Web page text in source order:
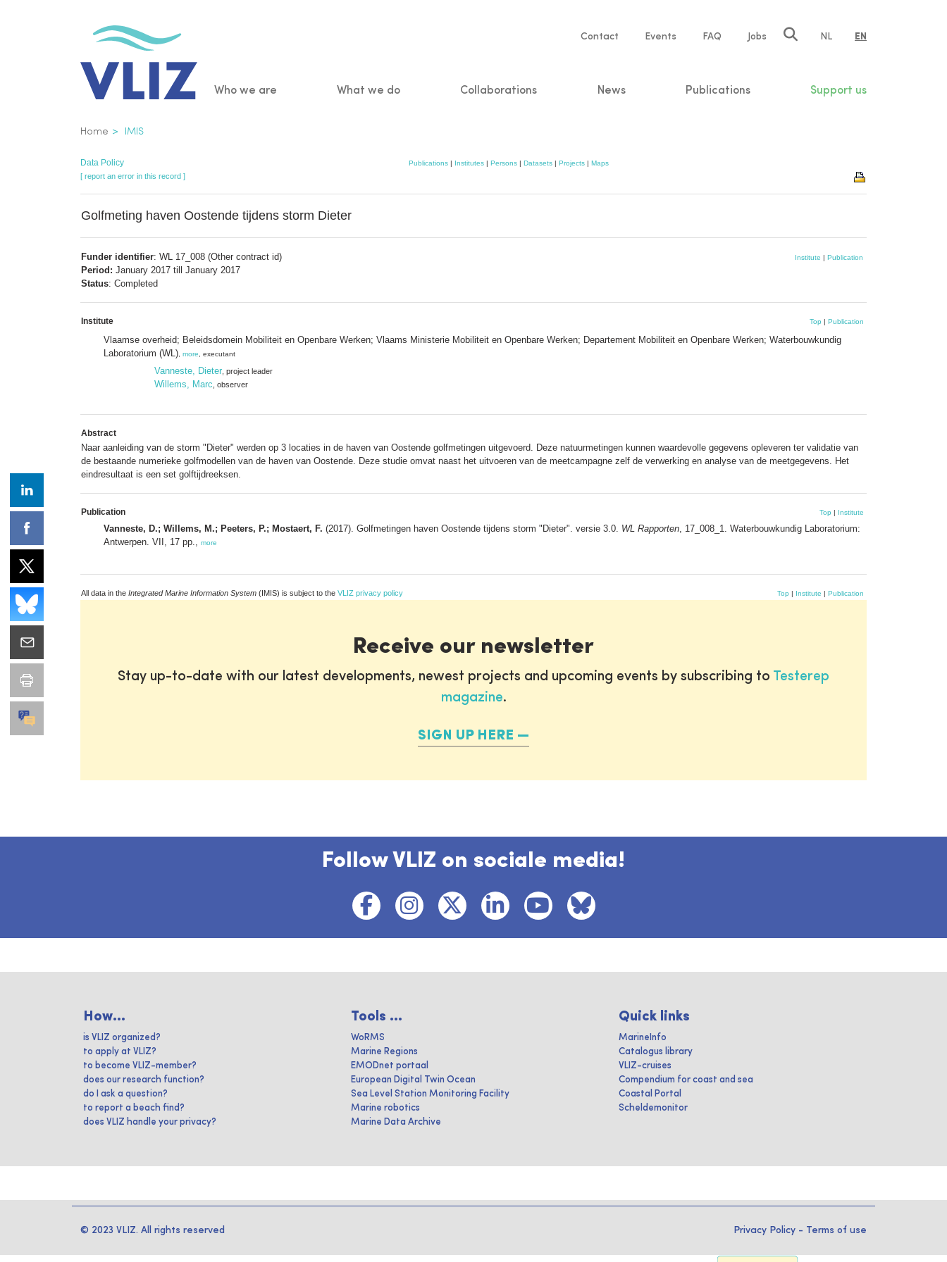
Service
Contact Events FAQ Jobs NL EN
Main
Who we are What we do Collaborations News Publications Support us
Breadcrumb
Home IMIS
Data Policy Publications | Institutes | Persons | Datasets | Projects | Maps
[ report an error in this record ]
Golfmeting haven Oostende tijdens storm Dieter
Funder identifier: WL 17_008 (Other contract id)
Period: January 2017 till January 2017
Status: Completed
Institute | Publication
Institute Top | Publication
Vlaamse overheid; Beleidsdomein Mobiliteit en Openbare Werken; Vlaams Ministerie Mobiliteit en Openbare Werken; Departement Mobiliteit en Openbare Werken; Waterbouwkundig
Laboratorium (WL) more , executant
Vanneste, Dieter , project leader
Willems, Marc , observer
Abstract
Naar aanleiding van de storm "Dieter" werden op 3 locaties in de haven van Oostende golfmetingen uitgevoerd. Deze natuurmetingen kunnen waardevolle gegevens opleveren ter validatie van
de bestaande numerieke golfmodellen van de haven van Oostende. Deze studie omvat naast het uitvoeren van de meetcampagne zelf de verwerking en analyse van de meetgegevens. Het
eindresultaat is een set golftijdreeksen.
Publication Top | Institute
Vanneste, D.; Willems, M.; Peeters, P.; Mostaert, F. (2017). Golfmetingen haven Oostende tijdens storm "Dieter". versie 3.0. WL Rapporten , 17_008_1. Waterbouwkundig Laboratorium:
Antwerpen. VII, 17 pp.,
more
All data in the Integrated Marine Information System (IMIS) is subject to the VLIZ privacy policy Top | Institute | Publication
Receive our newsletter
Stay up-to-date with our latest developments, newest projects and upcoming events by subscribing to Testerep
magazine.
SIGN UP HERE
Follow VLIZ on sociale media!
How...
is VLIZ organized?
to apply at VLIZ?
to become VLIZ-member?
does our research function?
do I ask a question?
to report a beach find?
does VLIZ handle your privacy?
Tools ...
WoRMS
Marine Regions
EMODnet portaal
European Digital Twin Ocean
Sea Level Station Monitoring Facility
Marine robotics
Marine Data Archive
Quick links
MarineInfo
Catalogus library
VLIZ-cruises
Compendium for coast and sea
Coastal Portal
Scheldemonitor
© 2023 VLIZ. All rights reserved Privacy Policy - Terms of use